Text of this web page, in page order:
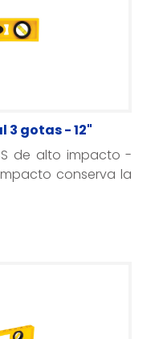
3 gotas - 12"
de alto impacto -
conserva la